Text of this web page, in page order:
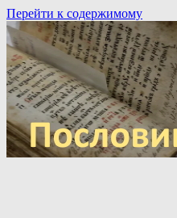
Перейти к содержимому